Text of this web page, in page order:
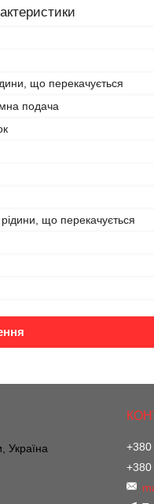
що перекачується
подача
що перекачується
Україна